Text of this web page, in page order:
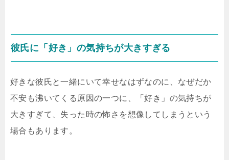
彼氏に「好き」の気持ちが大きすぎる
好きな彼氏と一緒にいて幸せなはずなのに、なぜだか
不安も沸いてくる原因の一つに、「好き」の気持ちが
大きすぎて、失った時の怖さを想像してしまうという
場合もあります。